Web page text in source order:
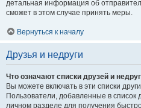
детальная информация об
сможет в этом случае принять меры.
Вернуться к началу
Друзья и недруги
Что означают списки друзей и
Вы можете включать в эти списки
Пользователи, добавленные в список
личном разделе для получения